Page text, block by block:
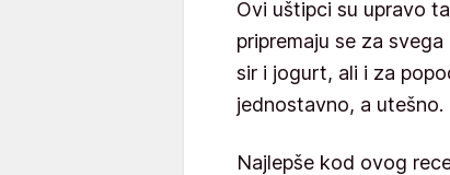
Ovi uštipci su upravo
pripremaju se za
sir i jogurt, ali i za
jednostavno, a utešno.
Najlepše kod ovog